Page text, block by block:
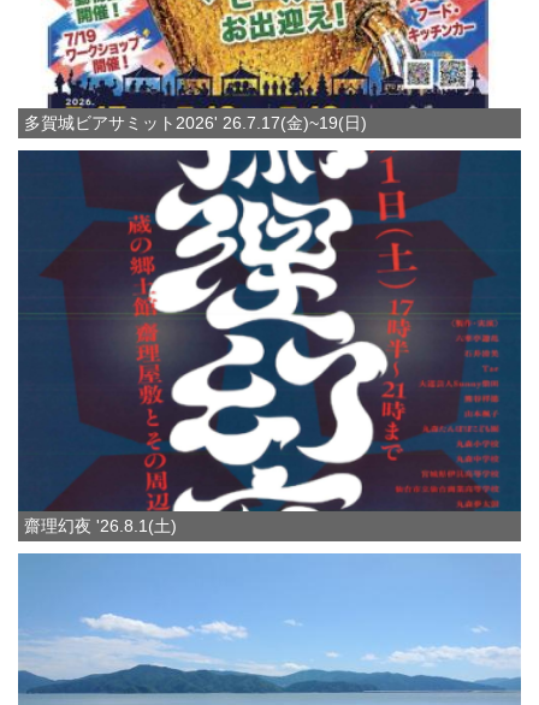
多賀城ビアサミット2026' 26.7.17(金)~19(日)
齋理幻夜 '26.8.1(土)